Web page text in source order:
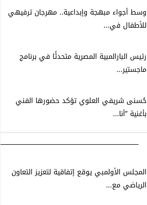
وسط أجواء مبهجة وإبداعية.. مهرجان ترفيهي
للأطفال في...
رئيس البارالمبية المصرية متحدثًا في برنامج
ماجستير...
حُسنى شريفي العلوي تؤكد حضورها الفني
بأغنية ”أنا...
المجلس الأولمبي يوقع إتفاقية لتعزيز التعاون
الرياضي مع...